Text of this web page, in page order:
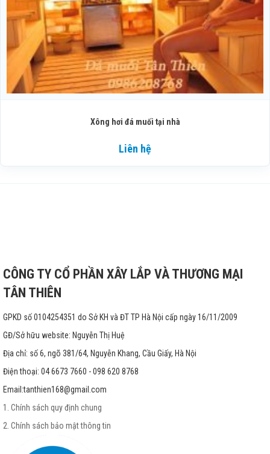
Xông hơi đá muối tại nhà
Liên hệ
CÔNG TY CỔ PHẦN XÂY LẮP VÀ THƯƠNG MẠI
TÂN THIÊN
GPKD số 0104254351 do Sở KH và ĐT TP Hà Nội cấp ngày 16/11/2009
GĐ/Sở hữu website: Nguyễn Thị Huệ
Địa chỉ: số 6, ngõ 381/64, Nguyễn Khang, Cầu Giấy, Hà Nội
Điện thoại: 04 6673 7660 - 098 620 8768
Email:tanthien168@gmail.com
1. Chính sách quy định chung
2. Chính sách bảo mật thông tin